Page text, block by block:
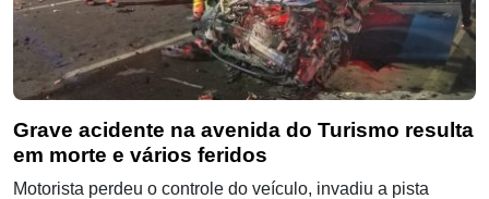
Grave acidente na avenida do Turismo resulta
em morte e vários feridos
Motorista perdeu o controle do veículo, invadiu a pista